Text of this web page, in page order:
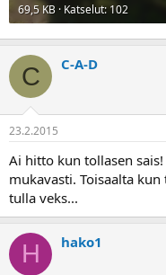
69,5 KB · Katselut: 102
C C-A-D
23.2.2015
Ai hitto kun tollasen
mukavasti. Toisaalta
tulla veks...
H hako1